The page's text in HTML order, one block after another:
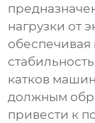
нагрузки от
катков
должным
привести к